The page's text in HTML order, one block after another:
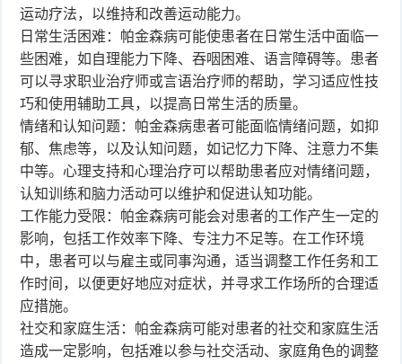
运动疗法，以维持和改善运动能力。
日常生活困难：帕金森病可能使患者在日常生活中面临一
些困难，如自理能力下降、吞咽困难、语言障碍等。患者
可以寻求职业治疗师或言语治疗师的帮助，学习适应性技
巧和使用辅助工具，以提高日常生活的质量。
情绪和认知问题：帕金森病患者可能面临情绪问题，如抑
郁、焦虑等，以及认知问题，如记忆力下降、注意力不集
中等。心理支持和心理治疗可以帮助患者应对情绪问题，
认知训练和脑力活动可以维护和促进认知功能。
工作能力受限：帕金森病可能会对患者的工作产生一定的
影响，包括工作效率下降、专注力不足等。在工作环境
中，患者可以与雇主或同事沟通，适当调整工作任务和工
作时间，以便更好地应对症状，并寻求工作场所的合理适
应措施。
社交和家庭生活：帕金森病可能对患者的社交和家庭生活
造成一定影响，包括难以参与社交活动、家庭角色的调整